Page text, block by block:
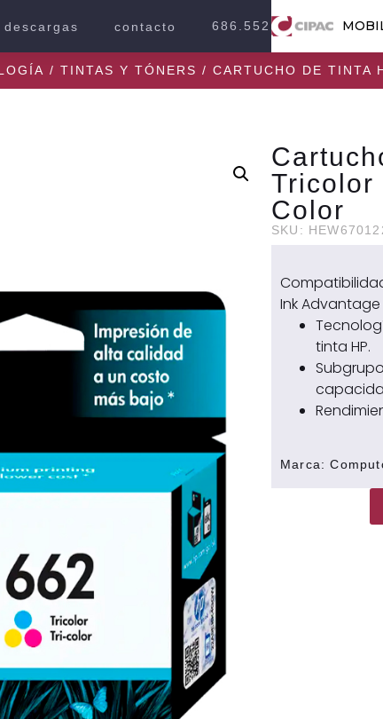
descargas contacto 686.552.2100
/ TINTAS Y TÓNERS / CARTUCHO DE TINTA
Tricolor
Color
SKU:
Ink Advantage
tinta HP.
Marca: